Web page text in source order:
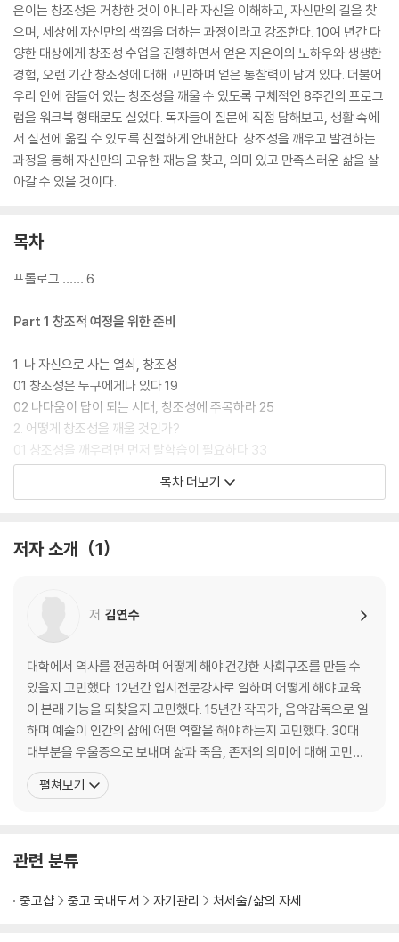
은이는 창조성은 거창한 것이 아니라 자신을 이해하고, 자신만의 길을 찾
으며, 세상에 자신만의 색깔을 더하는 과정이라고 강조한다. 10여 년간 다
양한 대상에게 창조성 수업을 진행하면서 얻은 지은이의 노하우와 생생한
경험, 오랜 기간 창조성에 대해 고민하며 얻은 통찰력이 담겨 있다. 더불어
우리 안에 잠들어 있는 창조성을 깨울 수 있도록 구체적인 8주간의 프로그
램을 워크북 형태로도 실었다. 독자들이 질문에 직접 답해보고, 생활 속에
서 실천에 옮길 수 있도록 친절하게 안내한다. 창조성을 깨우고 발견하는
과정을 통해 자신만의 고유한 재능을 찾고, 의미 있고 만족스러운 삶을 살
아갈 수 있을 것이다.
목차
프롤로그 …… 6
Part 1 창조적 여정을 위한 준비
1. 나 자신으로 사는 열쇠, 창조성
01 창조성은 누구에게나 있다 19
02 나다움이 답이 되는 시대, 창조성에 주목하라 25
2. 어떻게 창조성을 깨울 것인가?
01 창조성을 깨우려면 먼저 탈학습이 필요하다 33
02 창조성을 깨우는 5가지 원칙 - 놀이의 5가지 특성 41
3. 창조성을 깨우는 2가지 훈련
03 창조성은 경험하는 것이다 66
1주 창조성이 꽃필 수 있는 환경 조성하기
01 공간이 바뀌면 사람이 바뀐다 76
02 Doing보다 중요한 Non-doing 83
03 가장 중요한 환경은 사람 88
창조성을 깨우는 과제 97
2주 창조성이 자라날 수 있는 내면 환경 점검하기
01 모든 일의 0순위는 자기 존중 106
04 용기는 믿음에서 나온다 125
목차 더보기
저자 소개 1
저 김연수
대학에서 역사를 전공하며 어떻게 해야 건강한 사회구조를 만들 수
있을지 고민했다. 12년간 입시전문강사로 일하며 어떻게 해야 교육
이 본래 기능을 되찾을지 고민했다. 15년간 작곡가, 음악감독으로 일
하며 예술이 인간의 삶에 어떤 역할을 해야 하는지 고민했다. 30대
대부분을 우울증으로 보내며 삶과 죽음, 존재의 의미에 대해 고민했
다. 이후 심리상담사로 사람들의 마음을 치유하며 보다 쉽고 본질적
인 치유와 성장을 이끌어낼 방법을 고민했다. 고민의 답을 찾아 사회
펼쳐보기
관련 분류
중고샵 중고 국내도서 자기관리 처세술/삶의 자세